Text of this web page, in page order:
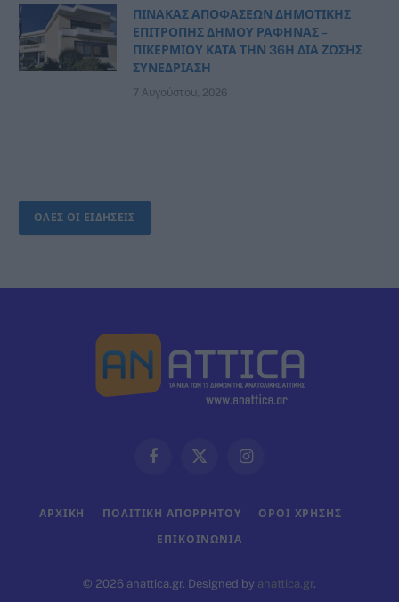
ΠΙΝΑΚΑΣ ΑΠΟΦΑΣΕΩΝ ΔΗΜΟΤΙΚΗΣ
ΕΠΙΤΡΟΠΗΣ ΔΗΜΟΥ ΡΑΦΗΝΑΣ –
ΠΙΚΕΡΜΙΟΥ ΚΑΤΑ ΤΗΝ 36Η ΔΙΑ ΖΩΣΗΣ
ΣΥΝΕΔΡΙΑΣΗ
7 Αυγούστου, 2026
ΟΛΕΣ ΟΙ ΕΙΔΗΣΕΙΣ
FacebookX
Instagram
ΑΡΧΙΚΗ ΠΟΛΙΤΙΚΗ ΑΠΟΡΡΗΤΟΥ ΟΡΟΙ ΧΡΗΣΗΣ
ΕΠΙΚΟΙΝΩΝΊΑ
© 2026 anattica.gr. Designed by anattica.gr.